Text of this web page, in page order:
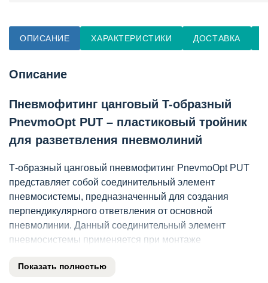
ОПИСАНИЕ ХАРАКТЕРИСТИКИ ДОСТАВКА
Описание
Пневмофитинг цанговый T-образный
PnevmoOpt PUT – пластиковый тройник
для разветвления пневмолиний
Т-образный цанговый пневмофитинг PnevmoOpt PUT
представляет собой соединительный элемент
пневмосистемы, предназначенный для создания
перпендикулярного ответвления от основной
пневмолинии. Данный соединительный элемент
пневмосистемы применяется при монтаже
магистрального потока на два направления под
Показать полностью